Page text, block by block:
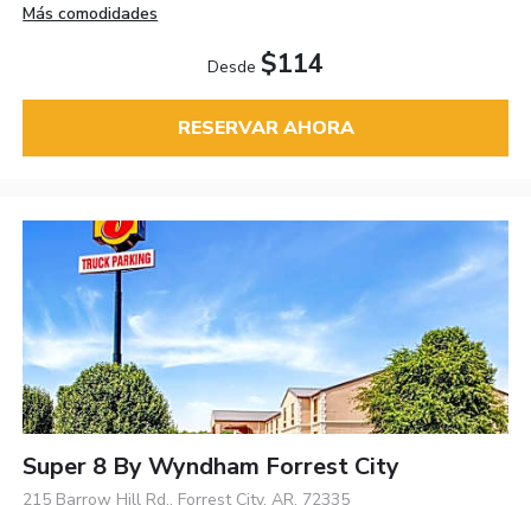
Más comodidades
Desde $114
RESERVAR AHORA
Super 8 By Wyndham Forrest City
215 Barrow Hill Rd., Forrest City, AR, 72335